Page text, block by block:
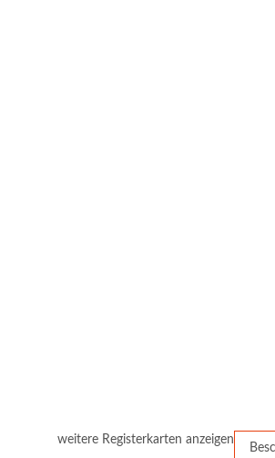
weitere Registerkarten anzeigen